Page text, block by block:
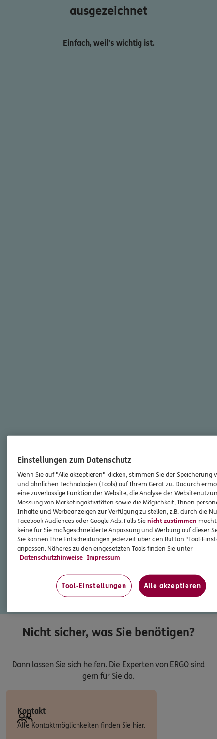
ausgezeichnet
Einfach, weil's wichtig ist.
Nicht sicher, was Sie benötigen?
Dann lassen Sie sich helfen. Die Experten von ERGO sind
gern für Sie da.
Kontakt
Alle Kontaktmöglichkeiten finden Sie hier.
Einstellungen zum Datenschutz
Wenn Sie auf "Alle akzeptieren" klicken, stimmen Sie der Speicherung
und ähnlichen Technologien (Tools) auf Ihrem Gerät zu. Dadurch
eine zuverlässige Funktion der Website, die Analyse der
Messung von Marketingaktivitäten sowie die Möglichkeit, Ihnen
Inhalte und Werbeanzeigen zur Verfügung zu stellen, z.B. durch die
Facebook Audiences oder Google Ads. Falls Sienicht zustimmen
keine für Sie maßgeschneiderte Anpassung und Werbung auf dieser
Sie können Ihre Entscheidungen jederzeit über den Button "Tool-
anpassen. Näheres zu den eingesetzten Tools finden Sie unter
Datenschutzhinweise Impressum
Tool-Einstellungen Alle akzeptieren